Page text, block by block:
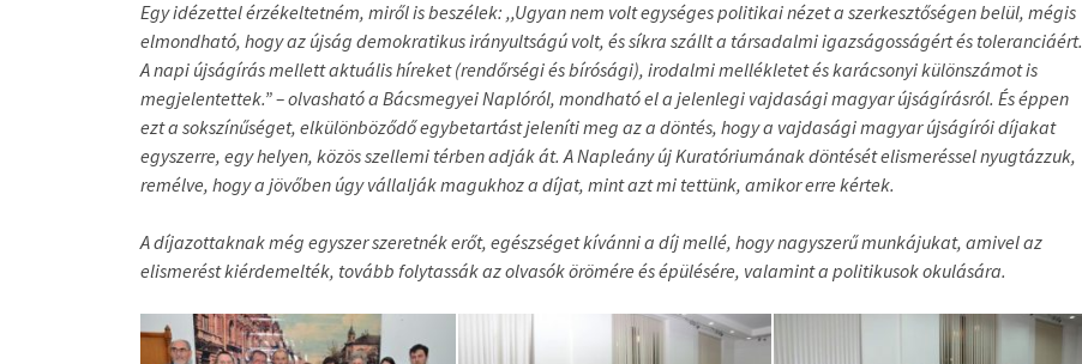
Egy idézettel érzékeltetném, miről is beszélek: ,,Ugyan nem volt egységes politikai nézet a szerkesztőségen belül, mégis
elmondható, hogy az újság demokratikus irányultságú volt, és síkra szállt a társadalmi igazságosságért és toleranciáért.
A napi újságírás mellett aktuális híreket (rendőrségi és bírósági), irodalmi mellékletet és karácsonyi különszámot is
megjelentettek.” – olvasható a Bácsmegyei Naplóról, mondható el a jelenlegi vajdasági magyar újságírásról. És éppen
ezt a sokszínűséget, elkülönböződő egybetartást jeleníti meg az a döntés, hogy a vajdasági magyar újságírói díjakat
egyszerre, egy helyen, közös szellemi térben adják át. A Napleány új Kuratóriumának döntését elismeréssel nyugtázzuk,
remélve, hogy a jövőben úgy vállalják magukhoz a díjat, mint azt mi tettünk, amikor erre kértek.
A díjazottaknak még egyszer szeretnék erőt, egészséget kívánni a díj mellé, hogy nagyszerű munkájukat, amivel az
elismerést kiérdemelték, tovább folytassák az olvasók örömére és épülésére, valamint a politikusok okulására.